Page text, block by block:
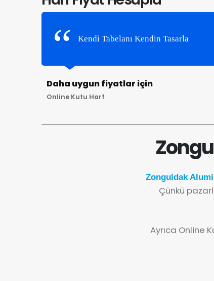
Kendi Tabelanı Kendin Tasarla
Daha uygun fiyatlar için
Online Kutu Harf
Zonguldak
Çünkü
Ayrıca Online